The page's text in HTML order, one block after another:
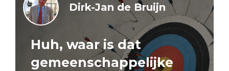
Dirk-Jan de Bruijn
Huh, waar is dat
gemeenschappelijke